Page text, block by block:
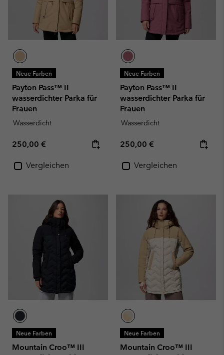
Neue Farben
Payton Pass™ II
wasserdichter Parka für
Frauen
Wasserdicht
Regular price:
250,00 €
Vergleichen
Neue Farben
Payton Pass™ II
wasserdichter Parka für
Frauen
Wasserdicht
Regular price:
250,00 €
Vergleichen
Neue Farben
Mountain Croo™ III
Neue Farben
Mountain Croo™ III